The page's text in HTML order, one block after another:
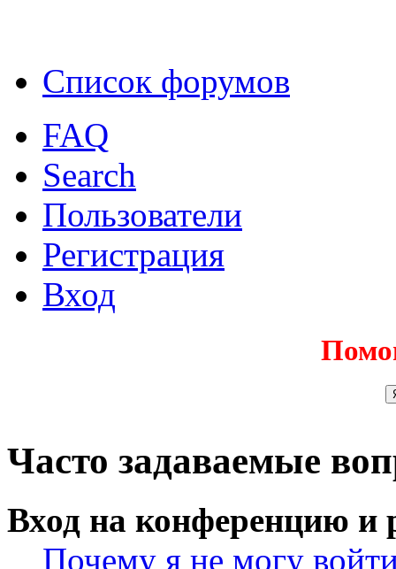
Список форумов
FAQ
Search
Пользователи
Регистрация
Вход
Часто задаваемые
Вход на конференцию и
Почему я не могу